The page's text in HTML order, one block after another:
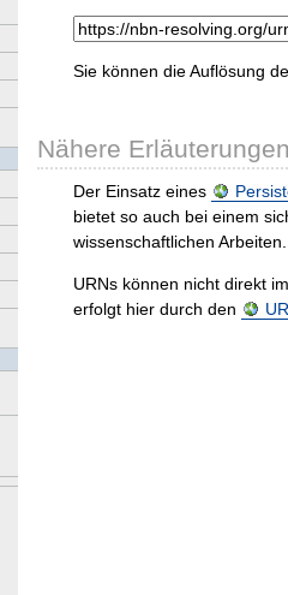
Sie können die Auflösung
Nähere Erläuterungen
Der Einsatz eines
bietet so auch bei einem
wissenschaftlichen Arbeiten.
URNs können nicht direkt
erfolgt hier durch den